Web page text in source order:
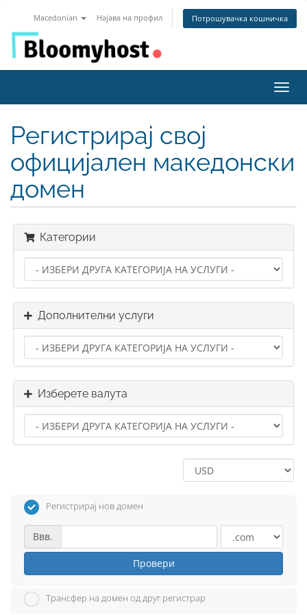
Macedonian Најава на профил Потрошувачка кошничка
ја
Регистрирај свој
официјален македонски
домен
Категории
Дополнителни услуги
Изберете валута
Регистрирај нов домен
Ввв.
Провери
Трансфер на домен од друг регистрар